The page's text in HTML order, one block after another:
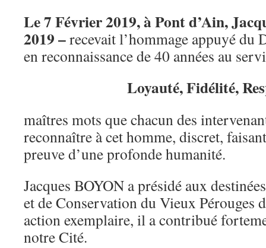
Le 7 Février 2019, à Pont d’Ain,
2019 –recevait l’hommage appuyé du
en reconnaissance de 40 années au
Loyauté, Fidélité,
maîtres mots que chacun des
reconnaître à cet homme, discret,
preuve d’une profonde humanité.
Jacques BOYON a présidé aux
et de Conservation du Vieux Pérouges
action exemplaire, il a contribué
notre Cité.